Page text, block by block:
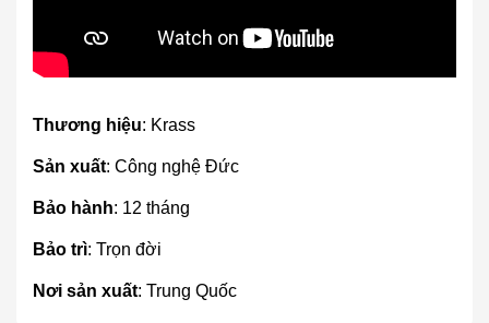
Thương hiệu: Krass
Sản xuất: Công nghệ Đức
Bảo hành: 12 tháng
Bảo trì: Trọn đời
Nơi sản xuất: Trung Quốc